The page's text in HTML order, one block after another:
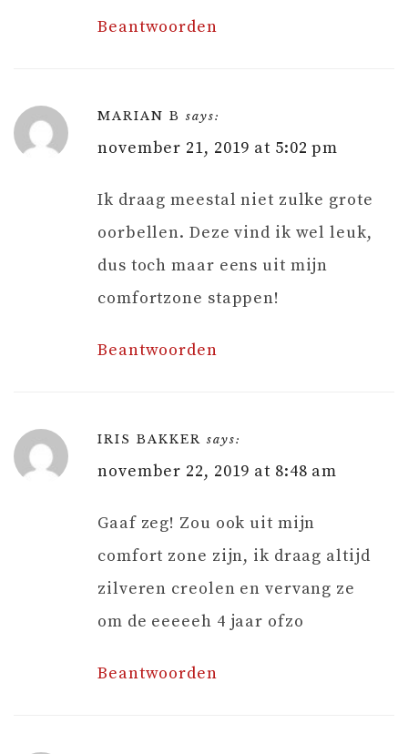
Beantwoorden
MARIAN B says:
november 21, 2019 at 5:02 pm
Ik draag meestal niet zulke grote
oorbellen. Deze vind ik wel leuk,
dus toch maar eens uit mijn
comfortzone stappen!
Beantwoorden
IRIS BAKKER says:
november 22, 2019 at 8:48 am
Gaaf zeg! Zou ook uit mijn
comfort zone zijn, ik draag altijd
zilveren creolen en vervang ze
om de eeeeeh 4 jaar ofzo
Beantwoorden